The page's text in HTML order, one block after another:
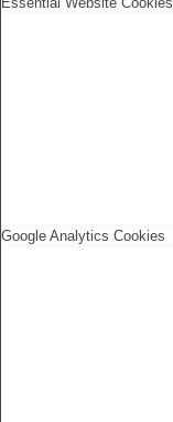
Google Analytics Cookies